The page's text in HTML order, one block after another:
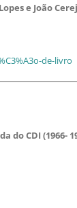
e João
de-livro
do CDI